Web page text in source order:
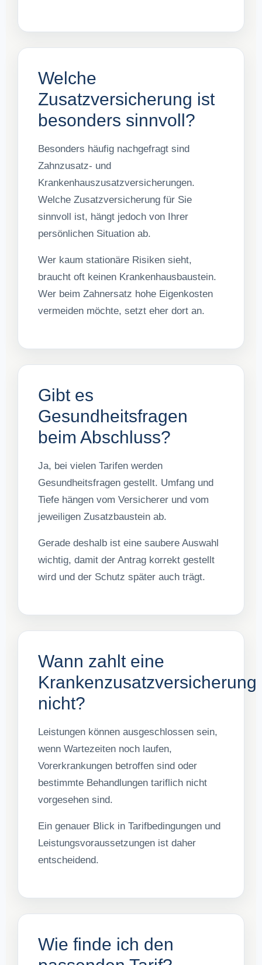
Welche
Zusatzversicherung ist
besonders sinnvoll?
Besonders häufig nachgefragt sind
Zahnzusatz- und
Krankenhauszusatzversicherungen.
Welche Zusatzversicherung für Sie
sinnvoll ist, hängt jedoch von Ihrer
persönlichen Situation ab.
Wer kaum stationäre Risiken sieht,
braucht oft keinen Krankenhausbaustein.
Wer beim Zahnersatz hohe Eigenkosten
vermeiden möchte, setzt eher dort an.
Gibt es
Gesundheitsfragen
beim Abschluss?
Ja, bei vielen Tarifen werden
Gesundheitsfragen gestellt. Umfang und
Tiefe hängen vom Versicherer und vom
jeweiligen Zusatzbaustein ab.
Gerade deshalb ist eine saubere Auswahl
wichtig, damit der Antrag korrekt gestellt
wird und der Schutz später auch trägt.
Wann zahlt eine
Krankenzusatzversicherung
nicht?
Leistungen können ausgeschlossen sein,
wenn Wartezeiten noch laufen,
Vorerkrankungen betroffen sind oder
bestimmte Behandlungen tariflich nicht
vorgesehen sind.
Ein genauer Blick in Tarifbedingungen und
Leistungsvoraussetzungen ist daher
entscheidend.
Wie finde ich den